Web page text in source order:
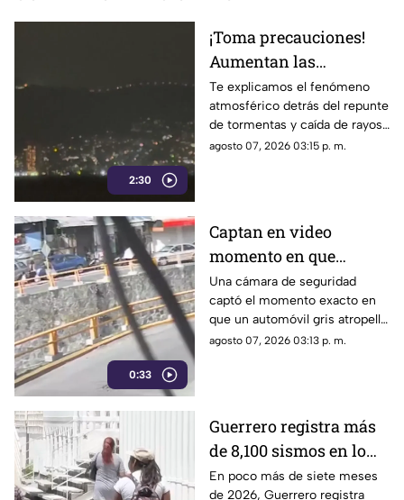
2:30
¡Toma precauciones!
Aumentan las
tormentas eléctricas y
lluvias intensas en
Acapulco
Te explicamos el fenómeno
atmosférico detrás del repunte
de tormentas y caída de rayos
en el puerto.
agosto 07, 2026 03:15 p. m.
0:33
Captan en video
momento en que
vehículo embiste a una
familia en
Chilpancingo
Una cámara de seguridad
captó el momento exacto en
que un automóvil gris atropelló
a una familia que caminaba
agosto 07, 2026 03:13 p. m.
Guerrero registra más
de 8,100 sismos en lo
que va de 2026, el año
En poco más de siete meses
de 2026, Guerrero registra